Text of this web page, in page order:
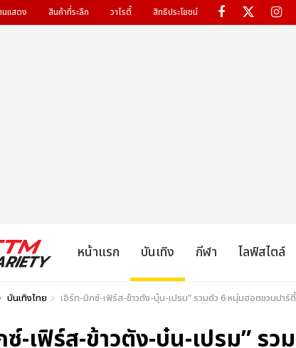
นแสดง สินค้าที่ระลึก วาไรตี้ สิทธิประโยชน์
หน้าแรก บันเทิง กีฬา ไลฟ์สไตล์
บันเทิงไทย เอิร์ท-มิกซ์-เฟิร์ส-ข้าวตัง-บุ๋น-เปรม” รวมตัว 6 หนุ่มฮอตชวนปาร์
ซ์-เฟิร์ส-ข้าวตัง-บุ๋น-เปรม” ร